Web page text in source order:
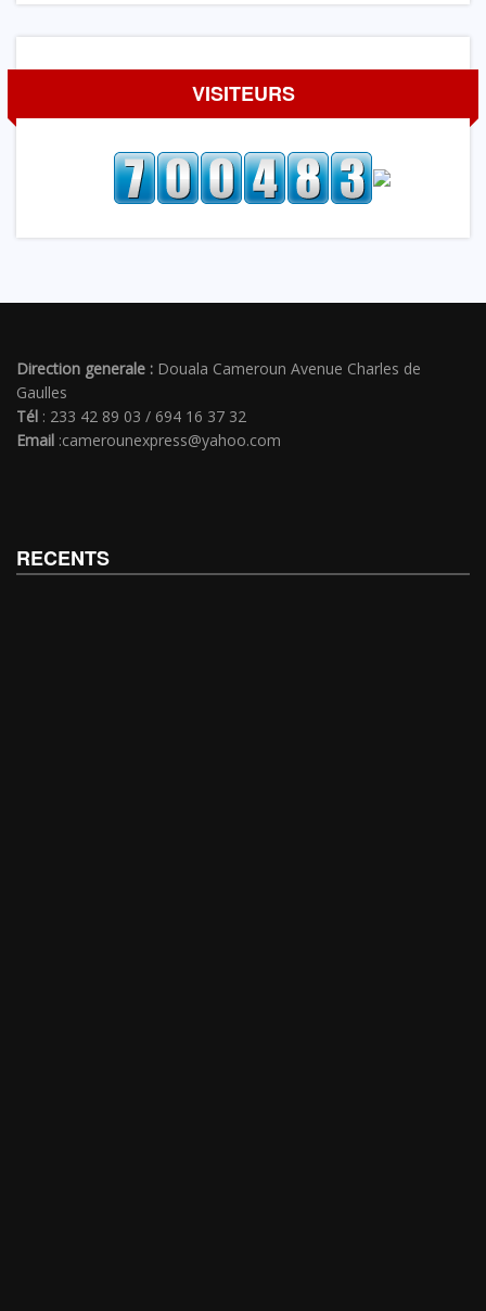
VISITEURS
Direction generale : Douala Cameroun Avenue Charles de
Gaulles
Tél : 233 42 89 03 / 694 16 37 32
Email :camerounexpress@yahoo.com
RECENTS